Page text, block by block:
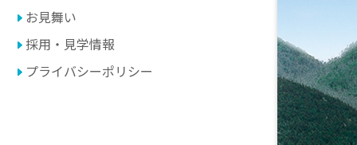
お見舞い
採用・見学情報
プライバシーポリシー